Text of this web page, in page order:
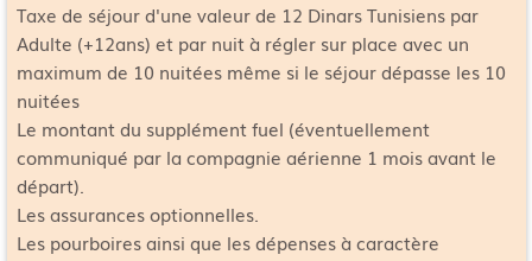
Taxe de séjour d'une valeur de 12 Dinars Tunisiens par
Adulte (+12ans) et par nuit à régler sur place avec un
maximum de 10 nuitées même si le séjour dépasse les 10
nuitées
Le montant du supplément fuel (éventuellement
communiqué par la compagnie aérienne 1 mois avant le
départ).
Les assurances optionnelles.
Les pourboires ainsi que les dépenses à caractère